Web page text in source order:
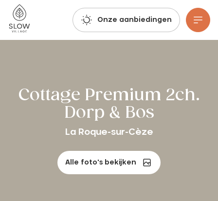
Haal diep adem, laat je fantasie de vrije loop en boek: de reserveringen voor de zomer van 2027 zijn al geopend!
Langzaam dorp
Onze aanbiedingen
Cottage Premium 2ch.
Dorp & Bos
La Roque-sur-Cèze
Alle foto's bekijken